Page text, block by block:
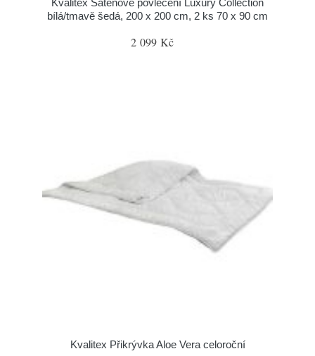
Kvalitex Saténové povlečení Luxury Collection
bílá/tmavě šedá, 200 x 200 cm, 2 ks 70 x 90 cm
2 099 Kč
Kvalitex Přikrývka Aloe Vera celoroční